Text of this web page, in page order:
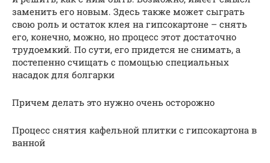
заменить его новым. Здесь также может сыграть
свою роль и остаток клея на гипсокартоне – снять
его, конечно, можно, но процесс этот достаточно
трудоемкий. По сути, его придется не снимать, а
постепенно счищать с помощью специальных
насадок для болгарки
Причем делать это нужно очень осторожно
Процесс снятия кафельной плитки с гипсокартона в
ванной